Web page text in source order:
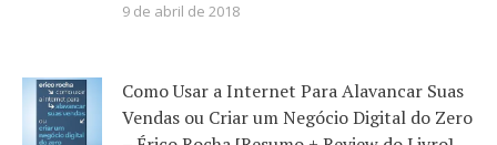
9 de abril de 2018
Como Usar a Internet Para Alavancar Suas
Vendas ou Criar um Negócio Digital do Zero